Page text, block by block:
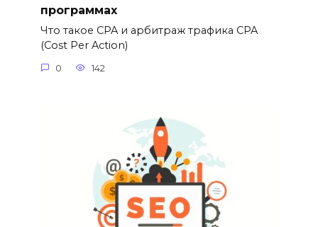
программах
Что такое CPA и арбитраж трафика CPA
(Cost Per Action)
0 142